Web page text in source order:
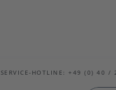
SERVICE-HOTLINE: +49 (0) 40